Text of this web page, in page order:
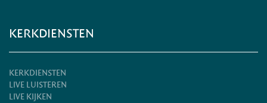
KERKDIENSTEN
KERKDIENSTEN
LIVE LUISTEREN
LIVE KIJKEN